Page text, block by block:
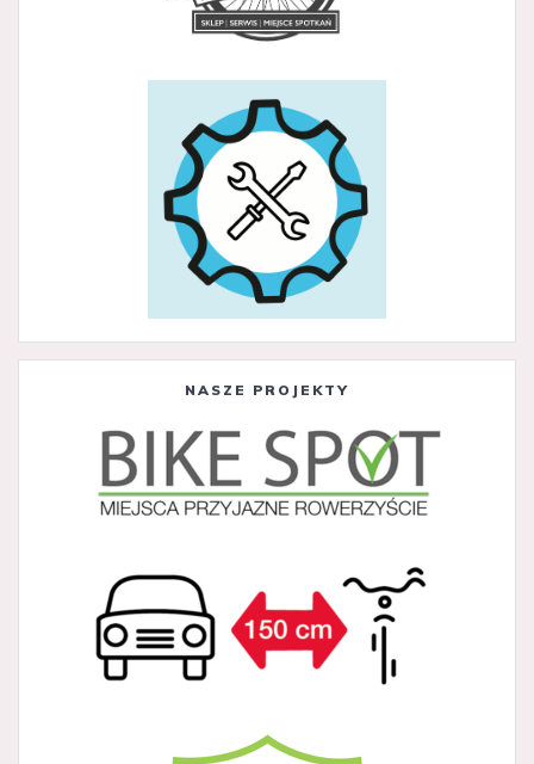
NASZE PROJEKTY